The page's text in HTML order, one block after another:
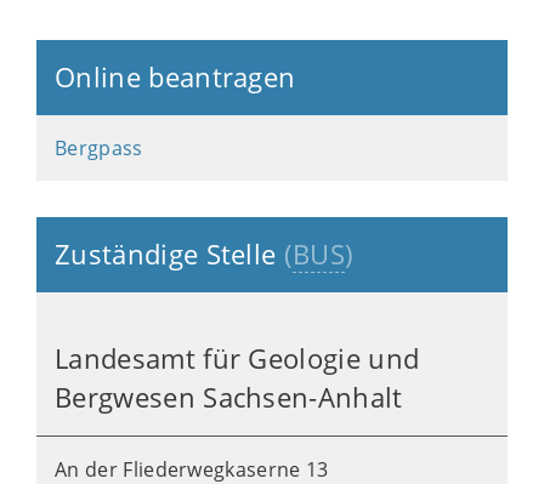
Online beantragen
Bergpass
Zuständige Stelle (BUS)
Landesamt für Geologie und
Bergwesen Sachsen-Anhalt
An der Fliederwegkaserne 13